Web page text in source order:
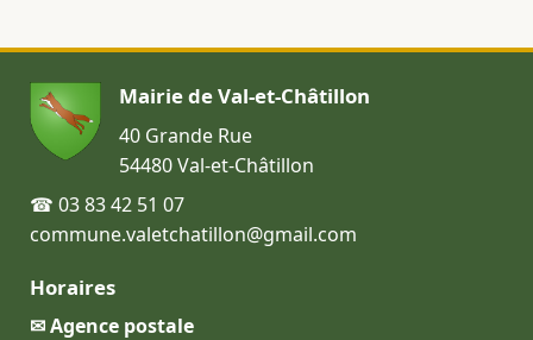
Mairie de Val-et-Châtillon
40 Grande Rue
54480 Val-et-Châtillon
☎ 03 83 42 51 07
commune.valetchatillon@gmail.com
Horaires
✉ Agence postale